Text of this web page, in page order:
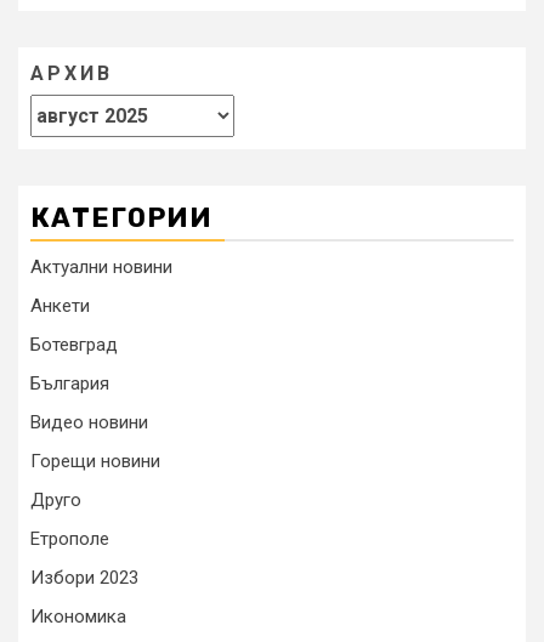
АРХИВ
КАТЕГОРИИ
Актуални новини
Анкети
Ботевград
България
Видео новини
Горещи новини
Друго
Етрополе
Избори 2023
Икономика